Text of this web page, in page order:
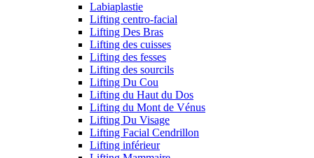
Labiaplastie
Lifting centro-facial
Lifting Des Bras
Lifting des cuisses
Lifting des fesses
Lifting des sourcils
Lifting Du Cou
Lifting du Haut du Dos
Lifting du Mont de Vénus
Lifting Du Visage
Lifting Facial Cendrillon
Lifting inférieur